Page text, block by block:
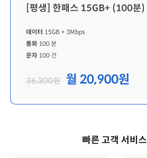
[평생] 한패스 15GB+ (100분)
데이터 15GB + 3Mbps
통화 100 분
문자 100 건
36,300원 월 20,900원
빠른 고객 서비스